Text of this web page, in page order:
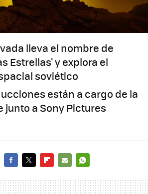
lleva el nombre de
Estrellas' y explora el
soviético
están a cargo de la
junto a Sony Pictures
MAIL